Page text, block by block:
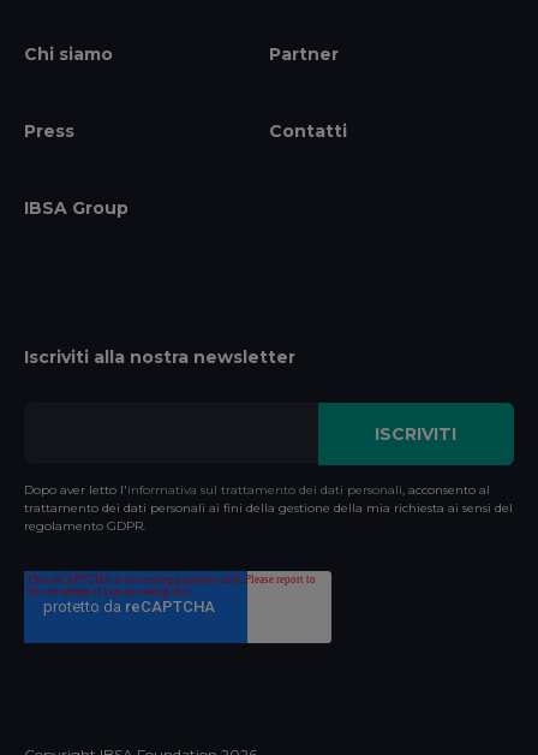
Chi siamo Partner
Press Contatti
IBSA Group
Iscriviti alla nostra newsletter
Dopo aver letto l'informativa sul trattamento dei dati personali , acconsento al
trattamento dei dati personali ai fini della gestione della mia richiesta ai sensi del
regolamento GDPR.